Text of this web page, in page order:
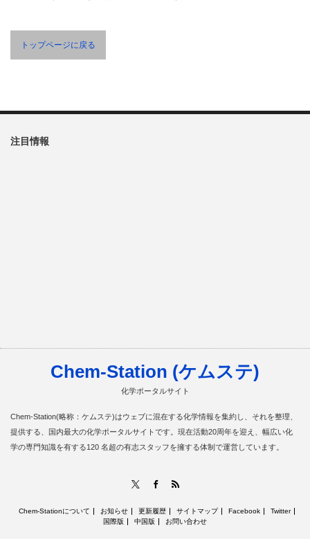
トップページに戻る
注目情報
Chem-Station (ケムステ)
化学ポータルサイト
Chem-Station(略称：ケムステ)はウェブに混在する化学情報を集約し、それを整理、
提供する、国内最大の化学ポータルサイトです。現在活動20周年を迎え、幅広い化
学の専門知識を有する120 名超の有志スタッフを擁する体制で運営しています。
Facebook
Chem-Stationについて お知らせ 更新履歴 サイトマップ Facebook
Twitter
国際版
中国版 お問い合わせ